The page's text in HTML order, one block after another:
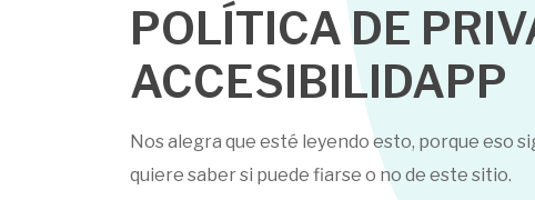
POLÍTICA DE
ACCESIBILIDAPP
Nos alegra que esté leyendo esto, porque eso
quiere saber si puede fiarse o no de este sitio.